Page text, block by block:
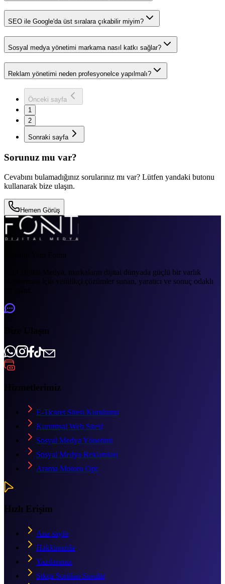
SEO ile Google'da üst sıralara çıkabilir miyim?
Sosyal medya yönetimi markama nasıl katkı sağlar?
Reklam yönetimi neden profesyonelce yapılmalı?
Önceki sayfa
1
2
Sonraki sayfa
Sorunuz mu var?
Cevabını bulamadığınız sorularınız mı var? Lütfen yandaki butonu
kullanarak bize ulaşın.
Hemen Görüş
Font Dijital Medya, markaların dijital dünyada güçlü bir varlık
oluşturması için yenilikçi çözümler sunan, yaratıcı ve sonuç odaklı
Bize Ulaşın
Hizmetlerimiz
E-Ticaret Sitesi Kurulumu
Kurumsal Web Sitesi
Sosyal Medya Yönetimi
Sosyal Medya Reklamları
Arama Motoru Opt.
Hızlı Erişim
Ana sayfa
Hakkımızda
Yazılarımız
Sıkça Sorulan Sorular